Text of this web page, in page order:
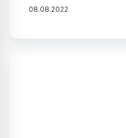
08.08.2022